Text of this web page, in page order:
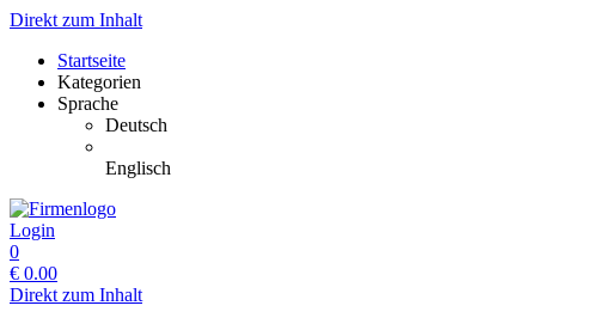
Direkt zum Inhalt
Startseite
Kategorien
Sprache
Deutsch
Englisch
Login
0
€ 0.00
Direkt zum Inhalt